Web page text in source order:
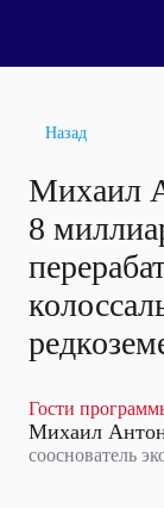
Назад
Михаил
8
Гости
Михаил
сооснователь